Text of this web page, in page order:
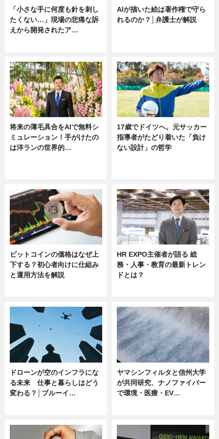
「小さな手に何度も針を刺し
たくない…」現場の悲痛な訴
えから開発されたア…
AIが描いた絵は著作権で守ら
れるのか？│弁護士が解説
将来の薄毛具合をAIで無料シ
ミュレーション！手がけたの
は洋ランの世界的…
17歳でドイツへ。元サッカー
指導者がたどり着いた「負け
ない設計」の哲学
ビットコインの価格はなぜ上
下する？初心者向けに仕組み
と運用方法を解説
HR EXPO主催者が語る 総
務・人事・教育の最新トレン
ドとは？
ドローンが空のインフラにな
る未来 仕事と暮らしはどう
変わる？│ブルーイ…
ヤマシンフィルタと信州大学
が共同研究、ナノファイバー
で環境・医療・EV…